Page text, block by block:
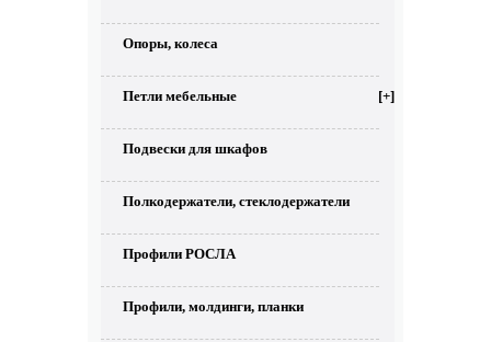
Опоры, колеса
Петли мебельные [+]
Подвески для шкафов
Полкодержатели, стеклодержатели
Профили РОСЛА
Профили, молдинги, планки